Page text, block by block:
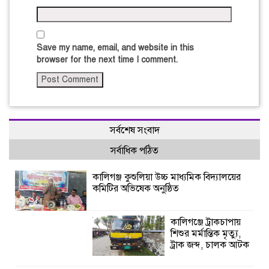
Save my name, email, and website in this
browser for the next time I comment.
সর্বশেষ সংবাদ
সর্বাধিক পঠিত
কালিগঞ্জ কুশুলিয়া উচ্চ মাধ্যমিক বিদ্যালয়ের
কমিটির অভিষেক অনুষ্ঠিত
কালিগঞ্জে ট্রাকচাপায়
শিশুর মর্মান্তিক মৃত্যু,
ট্রাক জব্দ, চালক আটক